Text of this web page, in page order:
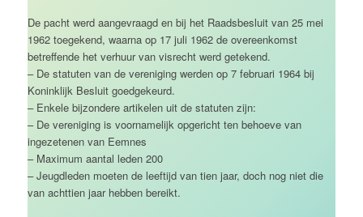
De pacht werd aangevraagd en bij het Raadsbesluit van 25 mei
1962 toegekend, waarna op 17 juli 1962 de overeenkomst
betreffende het verhuur van visrecht werd getekend.
– De statuten van de vereniging werden op 7 februari 1964 bij
Koninklijk Besluit goedgekeurd.
– Enkele bijzondere artikelen uit de statuten zijn:
– De vereniging is voornamelijk opgericht ten behoeve van
ingezetenen van Eemnes
– Maximum aantal leden 200
– Jeugdleden moeten de leeftijd van tien jaar, doch nog niet die
van achttien jaar hebben bereikt.